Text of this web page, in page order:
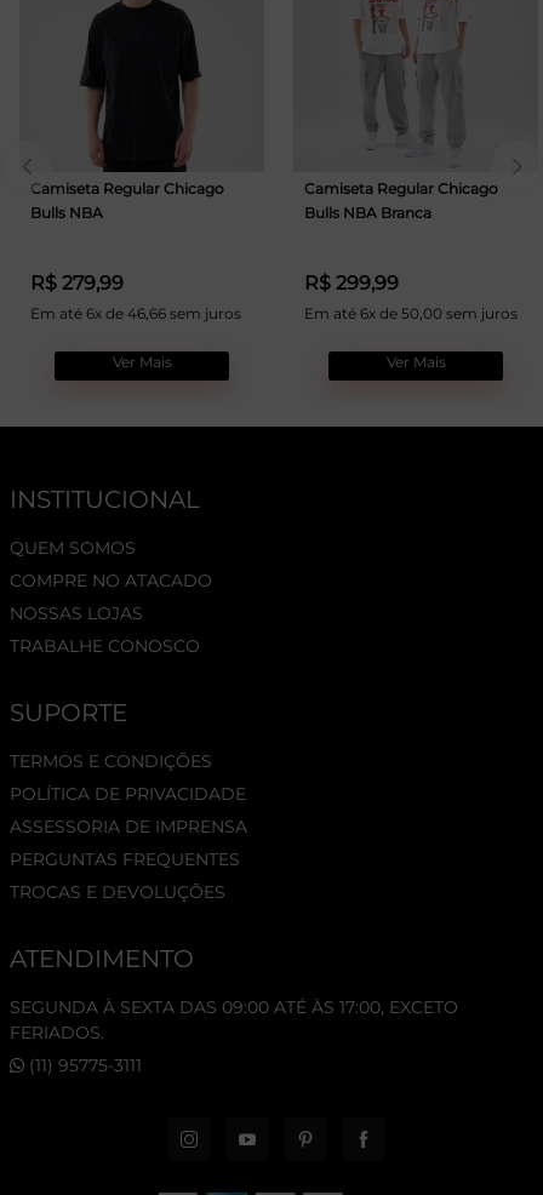
Camiseta Regular Chicago
Bulls NBA
R$ 279,99
Em até 6x de 46,66 sem juros
Ver Mais
Camiseta Regular Chicago
Bulls NBA Branca
R$ 299,99
Em até 6x de 50,00 sem juros
Ver Mais
INSTITUCIONAL
QUEM SOMOS
COMPRE NO ATACADO
NOSSAS LOJAS
TRABALHE CONOSCO
SUPORTE
TERMOS E CONDIÇÕES
POLÍTICA DE PRIVACIDADE
ASSESSORIA DE IMPRENSA
PERGUNTAS FREQUENTES
TROCAS E DEVOLUÇÕES
ATENDIMENTO
SEGUNDA À SEXTA DAS 09:00 ATÉ ÀS 17:00, EXCETO
FERIADOS.
(11) 95775-3111